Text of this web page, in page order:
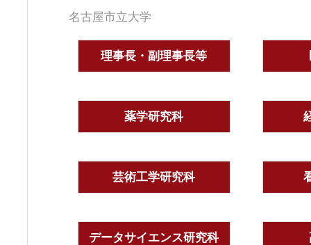
名古屋市立大学
理事長・副理事長等
薬学研究科
芸術工学研究科
データサイエンス研究科